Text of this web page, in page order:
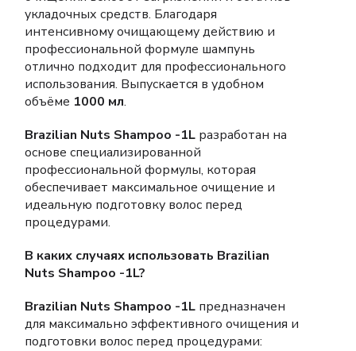
укладочных средств. Благодаря
интенсивному очищающему действию и
профессиональной формуле шампунь
отлично подходит для профессионального
использования. Выпускается в удобном
объёме 1000 мл.
Brazilian Nuts Shampoo -1L разработан на
основе специализированной
профессиональной формулы, которая
обеспечивает максимальное очищение и
идеальную подготовку волос перед
процедурами.
В каких случаях использовать Brazilian
Nuts Shampoo -1L?
Brazilian Nuts Shampoo -1L предназначен
для максимально эффективного очищения и
подготовки волос перед процедурами: